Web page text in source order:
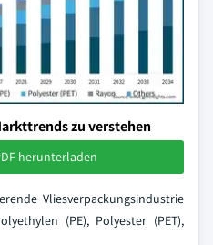
zu verstehen
herunterladen
Vliesverpackungsindustrie
(PE), Polyester (PET),